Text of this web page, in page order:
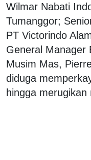
Wilmar Nabati
Tumanggor;
PT Victorindo
General Manager
Musim Mas,
diduga
hingga